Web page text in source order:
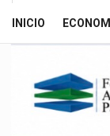
INICIO